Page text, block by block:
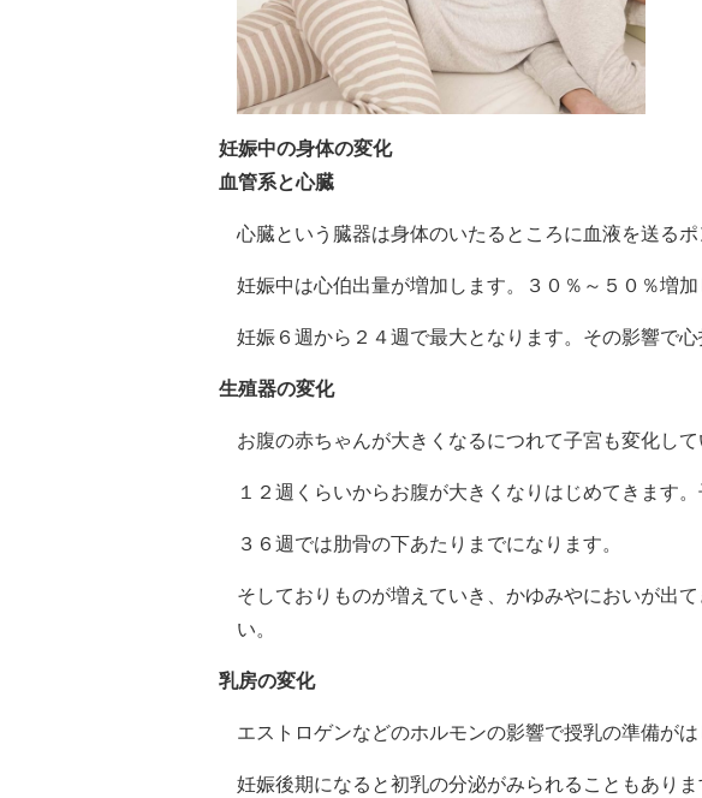
妊娠中の身体の変化
血管系と心臓
心臓という臓器は身体のいたるところに血液を送るポ
妊娠中は心伯出量が増加します。３０％～５０％増加
妊娠６週から２４週で最大となります。その影響で
生殖器の変化
お腹の赤ちゃんが大きくなるにつれて子宮も変化して
１２週くらいからお腹が大きくなりはじめてきます
３６週では肋骨の下あたりまでになります。
そしておりものが増えていき、かゆみやにおいが出
い。
乳房の変化
エストロゲンなどのホルモンの影響で授乳の準備がは
妊娠後期になると初乳の分泌がみられることもありま